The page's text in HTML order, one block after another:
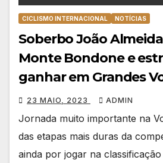
CICLISMO INTERNACIONAL NOTÍCIAS
Soberbo João
Monte Bondone e
ganhar em Grandes
23 MAIO, 2023 ADMIN
Jornada muito importante na
das etapas mais duras da
ainda por jogar na